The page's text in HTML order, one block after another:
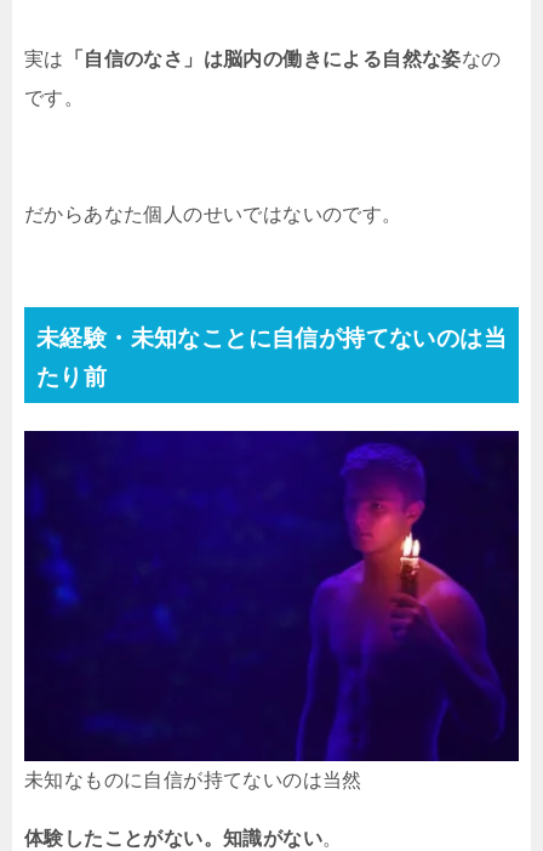
実は 「自信のなさ」は脳内の働きによる自然な姿なの
です。
だからあなた個人のせいではないのです。
未経験・未知なことに自信が持てないのは当
たり前
未知なものに自信が持てないのは当然
体験したことがない。知識がない。